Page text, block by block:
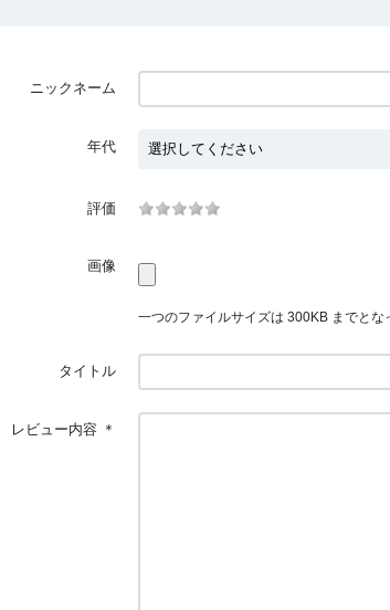
ニックネーム
年代
評価
画像
一つのファイルサイズは 300KB までとな
タイトル
レビュー内容 ＊